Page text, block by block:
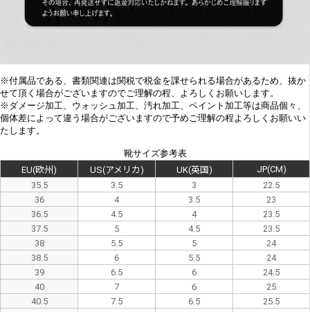
※付属品である、書類関連は関税で税金を課せられる場合があるため、抜か
せて頂く場合がございますのでご理解の程、よろしくお願いします。
※ ダメージ加工、 ウォッシュ加工、汚れ加工、ペイント加工等は商品個々、
個体差によって違う場合がございますので予めご理解の程よろしくお願いい
たします。
靴サイズ参考表
EU(欧州)
US(アメリカ) UK(英国)
JP(CM)
35.5
3.5 3
22.5
36
4 3.5
23
36.5
4.5 4
23.5
37.5
5 4.5
23.5
38
5.5 5
24
38.5
6 5.5
24
39
6.5 6
24.5
40
7 6
25
40.5
7.5 6.5
25.5